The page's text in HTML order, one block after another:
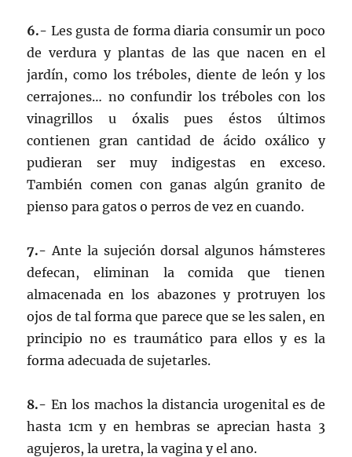
6.- Les gusta de forma diaria consumir un poco
de verdura y plantas de las que nacen en el
jardín, como los tréboles, diente de león y los
cerrajones… no confundir los tréboles con los
vinagrillos u óxalis pues éstos últimos
contienen gran cantidad de ácido oxálico y
pudieran ser muy indigestas en exceso.
También comen con ganas algún granito de
pienso para gatos o perros de vez en cuando.
7.- Ante la sujeción dorsal algunos hámsteres
defecan, eliminan la comida que tienen
almacenada en los abazones y protruyen los
ojos de tal forma que parece que se les salen, en
principio no es traumático para ellos y es la
forma adecuada de sujetarles.
8.- En los machos la distancia urogenital es de
hasta 1cm y en hembras se aprecian hasta 3
agujeros, la uretra, la vagina y el ano.